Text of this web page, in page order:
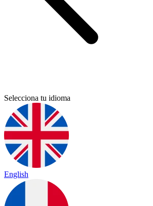
Selecciona tu idioma
English